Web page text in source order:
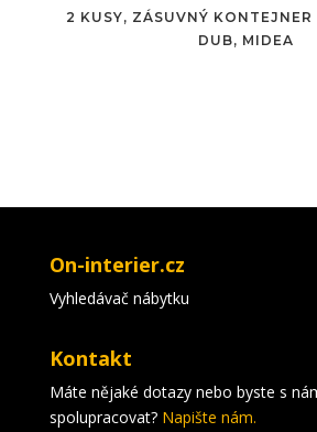
2 KUSY, ZÁSUVNÝ
DUB, MIDEA
On-interier.cz
Vyhledávač nábytku
Kontakt
Máte nějaké dotazy nebo byste s
spolupracovat? Napište nám.